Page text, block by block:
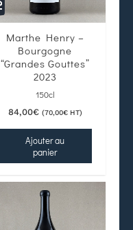
Marthe Henry –
Bourgogne
“Grandes Gouttes”
2023
150cl
84,00€ (70,00€HT)
Ajouter au
panier